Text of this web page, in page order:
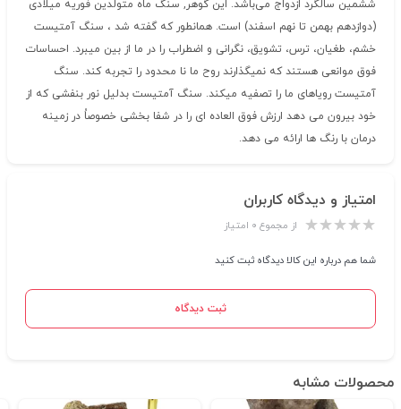
ششمین سالگرد ازدواج می‌باشد. این گوهر, سنگ ماه متولدین فوریه میلادی
(دوازدهم بهمن تا نهم اسفند) است. همانطور که گفته شد ، سنگ آمتیست
خشم، طغیان، ترس، تشویق، نگرانى و اضطراب را در ما از بین میبرد. احساسات
فوق موانعى هستند که نمیگذارند روح ما نا محدود را تجربه کند. سنگ
آمتیست رویاهاى ما را تصفیه میکند. سنگ آمتیست بدلیل نور بنفشى که از
خود بیرون مى دهد ارزش فوق العاده اى را در شفا بخشى خصوصاُ در زمینه
درمان با رنگ ها ارائه مى دهد.
امتیاز و دیدگاه کاربران
از مجموع ۰ امتیاز
شما هم درباره این کالا دیدگاه ثبت کنید
ثبت دیدگاه
محصولات مشابه